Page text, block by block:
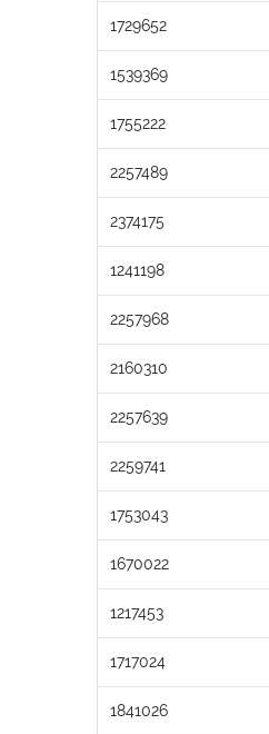
1729652
1539369
1755222
2257489
2374175
1241198
2257968
2160310
2257639
2259741
1753043
1670022
1217453
1717024
1841026